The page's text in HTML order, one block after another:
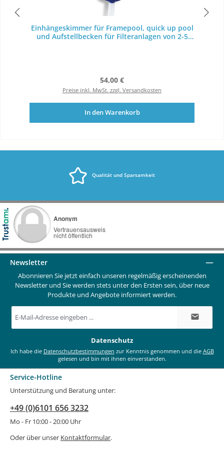
Einhängeskimmer für Framepool, quick up pool
und Aufstellbecken für Filteranlagen von 2-5
Regulärer Preis:
54,00 €
Preise inkl. MwSt. zzgl. Versandkosten
In den Warenkorb
Qualität und Sparsamkeit
Newsletter
Abonnieren Sie jetzt einfach unseren regelmäßig erscheinenden
Newsletter und Sie werden stets unter den Ersten sein, über neue
Produkte und Angebote informiert werden.
Mail-
Datenschutz
Ich habe die Datenschutzbestimmungen zur Kenntnis genommen und die AGB
gelesen und bin mit ihnen einverstanden.
Service-Hotline
Unterstützung und Beratung unter:
+49 (0)6101 656 3232
Mo - Fr 10:00 - 20:00 Uhr
Oder über unser Kontaktformular.